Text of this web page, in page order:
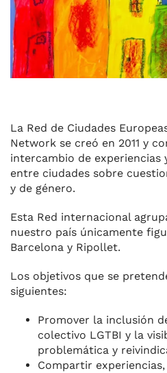
k
La Red de Ciudades
Network se creó en 2011 y
intercambio de experiencias
entre ciudades sobre
y de género.
Esta Red internacional
nuestro país únicamente
Barcelona y Ripollet.
Los objetivos que se
siguientes:
Promover la inclusión
colectivo LGTBI y la
problemática y
Compartir